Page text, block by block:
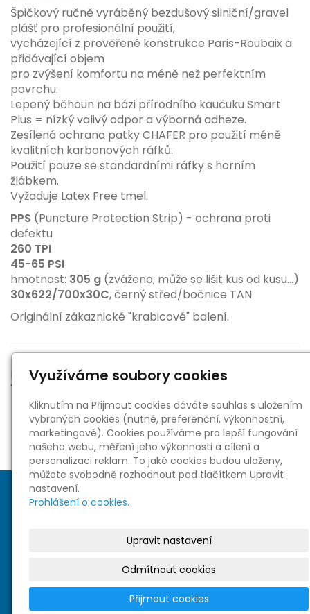
Špičkový ručně vyráběný bezdušový silniční/gravel
plášť pro profesionální použití,
vycházející z prověřené konstrukce Paris-Roubaix a
přidávající objem
pro zvýšení komfortu na méně než perfektním
povrchu.
Lepený běhoun na bázi přírodního kaučuku Smart
Plus = nízký valivý odpor a výborná adheze.
Zesílená ochrana patky CHAFER pro použití méně
kvalitních karbonových ráfků.
Použití pouze se standardními ráfky s horním
žlábkem.
Vyžaduje Latex Free tmel.
PPS (Puncture Protection Strip) - ochrana proti
defektu
260 TPI
45-65 PSI
hmotnost: 305 g (zváženo; může se lišit kus od kusu...)
30x622/700x30C, černý střed/bočnice TAN
Originální zákaznické "krabicové" balení.
Poznámka
"Katalogová" prodejní cena je 77,90 eur.
Sociální sítě
Využíváme soubory cookies
Kliknutím na Přijmout cookies dáváte souhlas s uložením
vybraných cookies (nutné, preferenční, výkonnostní,
marketingové). Cookies používáme pro lepší fungování
našeho webu, měření jeho výkonnosti a cílení a
personalizaci reklam. To jaké cookies budou uloženy,
můžete svobodně rozhodnout pod tlačítkem Upravit
nastavení.
Prohlášení o cookies.
Upravit nastavení
Odmítnout cookies
Přijmout cookies